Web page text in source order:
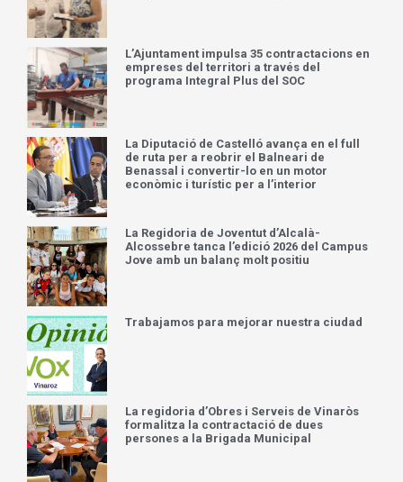
L’Ajuntament impulsa 35 contractacions en
empreses del territori a través del
programa Integral Plus del SOC
La Diputació de Castelló avança en el full
de ruta per a reobrir el Balneari de
Benassal i convertir-lo en un motor
econòmic i turístic per a l’interior
La Regidoria de Joventut d’Alcalà-
Alcossebre tanca l’edició 2026 del Campus
Jove amb un balanç molt positiu
Trabajamos para mejorar nuestra ciudad
La regidoria d’Obres i Serveis de Vinaròs
formalitza la contractació de dues
persones a la Brigada Municipal